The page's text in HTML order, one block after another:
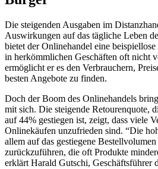
Die steigenden Ausgaben im
Auswirkungen auf das tägliche Leben
bietet der Onlinehandel eine
in herkömmlichen Geschäften oft nicht
ermöglicht er es den Verbrauchern,
besten Angebote zu finden.
Doch der Boom des Onlinehandels
mit sich. Die steigende Retourenquote,
auf 44% gestiegen ist, zeigt, dass viele
Onlinekäufen unzufrieden sind. “Die
allem auf das gestiegene
zurückzuführen, die oft Produkte
erklärt Harald Gutschi, Geschäftsführer